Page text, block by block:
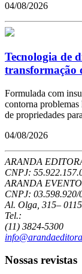
04/08/2026
Tecnologia de
transformação
Formulada com
contorna
de propriedades
04/08/2026
ARANDA
CNPJ:
ARANDA
CNPJ: 03.598.920/
Al. Olga, 315–
Tel.:
(11) 3824-5300
Nossas revistas